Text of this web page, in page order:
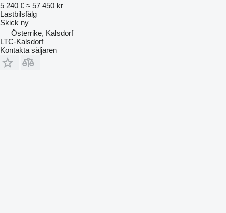
5 240 € ≈ 57 450 kr
Lastbilsfälg
Skick ny
Österrike, Kalsdorf
LTC-Kalsdorf
Kontakta säljaren